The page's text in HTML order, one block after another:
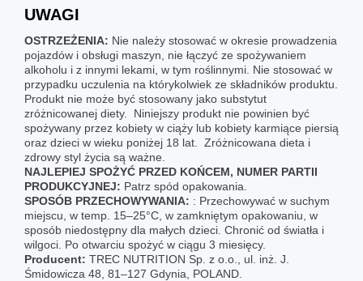
UWAGI
OSTRZEŻENIA: Nie należy stosować w okresie prowadzenia
pojazdów i obsługi maszyn, nie łączyć ze spożywaniem
alkoholu i z innymi lekami, w tym roślinnymi. Nie stosować w
przypadku uczulenia na którykolwiek ze składników produktu.
Produkt nie może być stosowany jako substytut
zróżnicowanej diety. Niniejszy produkt nie powinien być
spożywany przez kobiety w ciąży lub kobiety karmiące piersią
oraz dzieci w wieku poniżej 18 lat. Zróżnicowana dieta i
zdrowy styl życia są ważne.
NAJLEPIEJ SPOŻYĆ PRZED KOŃCEM, NUMER PARTII
PRODUKCYJNEJ: Patrz spód opakowania.
SPOSÓB PRZECHOWYWANIA: : Przechowywać w suchym
miejscu, w temp. 15–25°C, w zamkniętym opakowaniu, w
sposób niedostępny dla małych dzieci. Chronić od światła i
wilgoci. Po otwarciu spożyć w ciągu 3 miesięcy.
Producent: TREC NUTRITION Sp. z o.o., ul. inż. J.
Śmidowicza 48, 81‒127 Gdynia, POLAND.